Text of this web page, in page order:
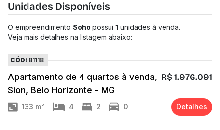
Unidades Disponíveis
O empreendimento Soho possui 1 unidades à venda.
Veja mais detalhes na listagem abaixo:
CÓD: 81118
Apartamento de 4 quartos à venda,
Sion, Belo Horizonte - MG
R$ 1.976.091
133 m² 4 2 0 Detalhes